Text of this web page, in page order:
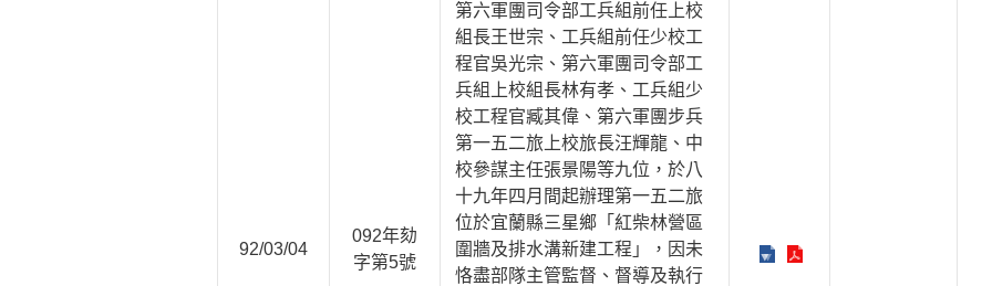
92/03/04
092年劾
字第5號
第六軍團司令部工兵組前任上校
組長王世宗、工兵組前任少校工
程官吳光宗、第六軍團司令部工
兵組上校組長林有孝、工兵組少
校工程官臧其偉、第六軍團步兵
第一五二旅上校旅長汪輝龍、中
校參謀主任張景陽等九位，於八
十九年四月間起辦理第一五二旅
位於宜蘭縣三星鄉「紅柴林營區
圍牆及排水溝新建工程」，因未
恪盡部隊主管監督、督導及執行